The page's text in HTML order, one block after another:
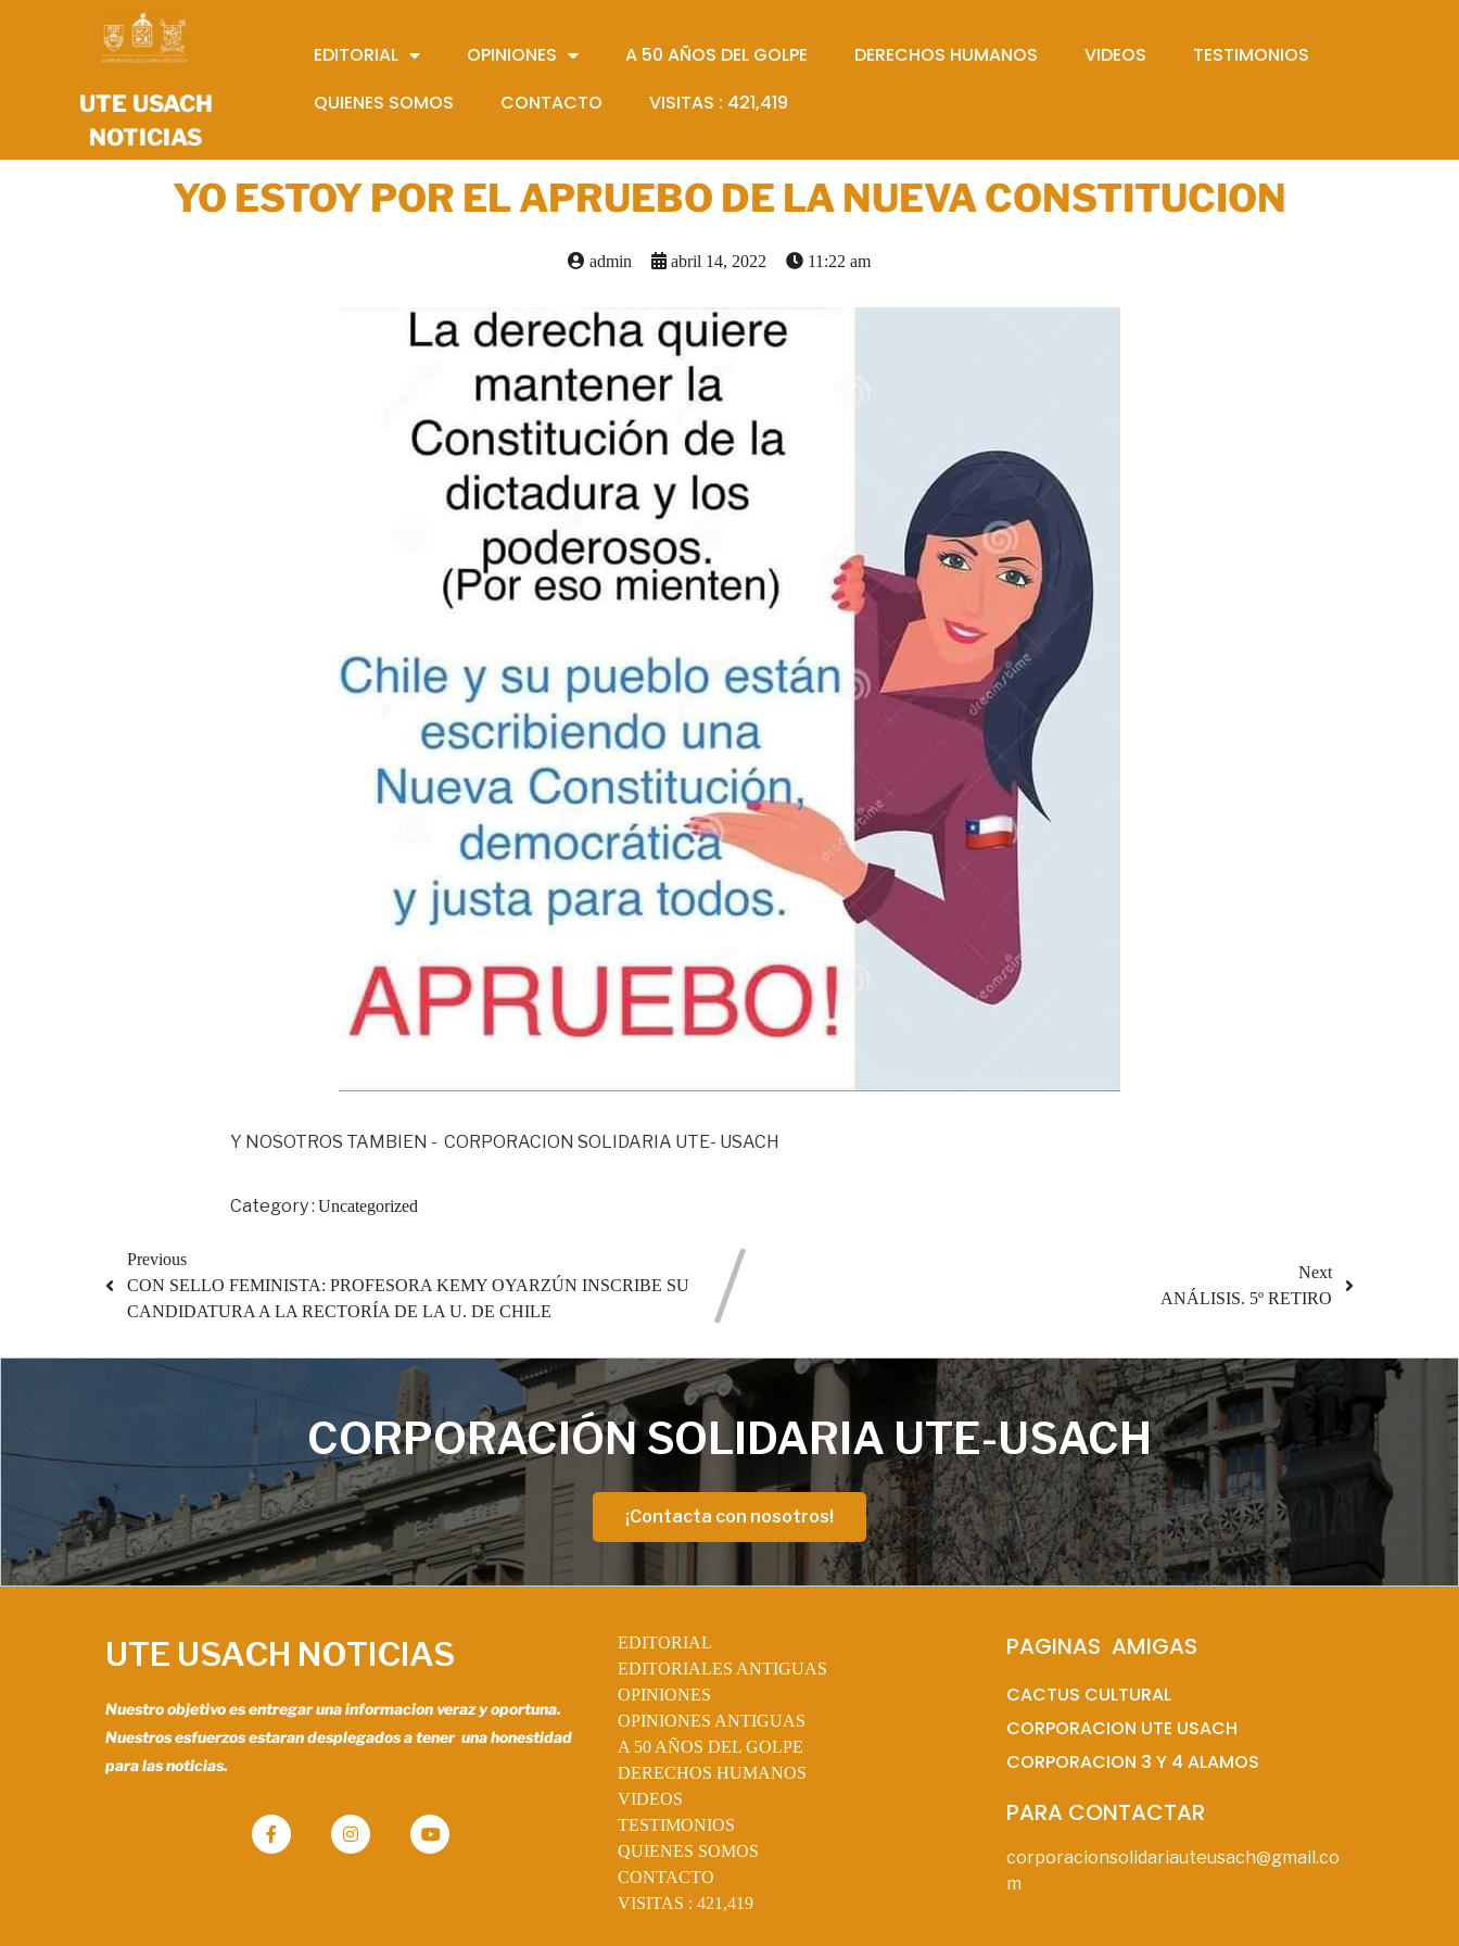
UTE USACH
NOTICIAS
EDITORIAL OPINIONES A 50 AÑOS DEL GOLPE DERECHOS HUMANOS VIDEOS
TESTIMONIOS
QUIENES SOMOS
CONTACTO VISITAS : 421,419
YO ESTOY POR EL APRUEBO DE LA NUEVA CONSTITUCION
admin abril 14, 2022 11:22 am
Y NOSOTROS TAMBIEN - CORPORACION SOLIDARIA UTE- USACH
Category : Uncategorized
Previous
CON SELLO FEMINISTA: PROFESORA KEMY OYARZÚN INSCRIBE SU
CANDIDATURA A LA RECTORÍA DE LA U. DE CHILE
Next
ANÁLISIS. 5º RETIRO
CORPORACIÓN SOLIDARIA UTE-USACH
¡Contacta con nosotros!
UTE USACH NOTICIAS
Nuestro objetivo es entregar una informacion veraz y oportuna.
Nuestros esfuerzos estaran desplegados a tener una honestidad
para las noticias.
EDITORIAL
EDITORIALES ANTIGUAS
OPINIONES
OPINIONES ANTIGUAS
A 50 AÑOS DEL GOLPE
DERECHOS HUMANOS
VIDEOS
TESTIMONIOS
QUIENES SOMOS
CONTACTO
VISITAS : 421,419
PAGINAS  AMIGAS
CACTUS CULTURAL
CORPORACION UTE USACH
CORPORACION 3 Y 4 ALAMOS
PARA CONTACTAR
corporacionsolidariauteusach@gmail.co
m